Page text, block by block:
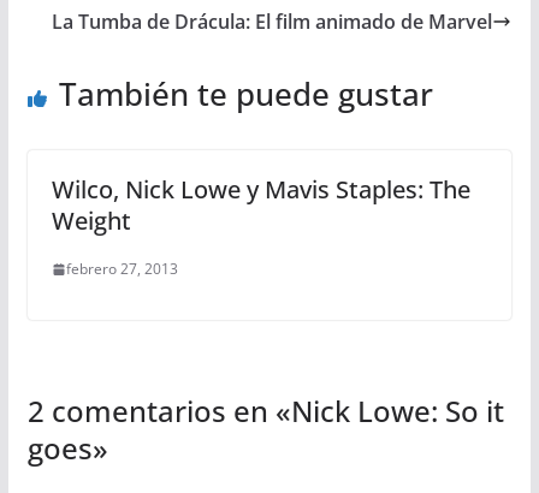
La Tumba de Drácula: El film animado de Marvel
También te puede gustar
Wilco, Nick Lowe y Mavis Staples: The
Weight
febrero 27, 2013
2 comentarios en «Nick Lowe: So it
goes»